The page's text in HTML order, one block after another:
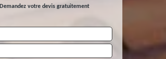
Demandez votre devis gratuitement